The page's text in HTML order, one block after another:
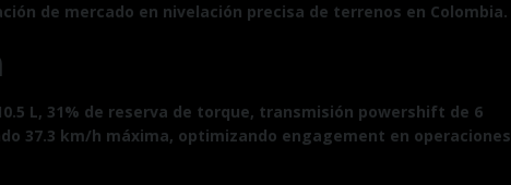
de mercado en nivelación precisa de terrenos en Colombia.
L, 31% de reserva de torque, transmisión powershift de 6
37.3 km/h máxima, optimizando engagement en operaciones